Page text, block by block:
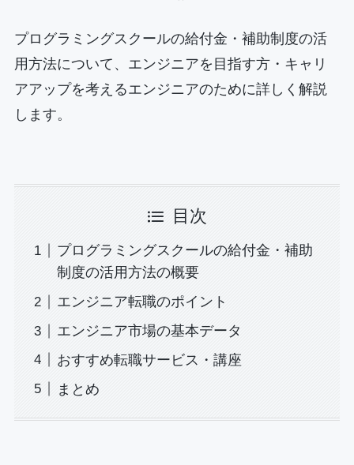
プログラミングスクールの給付金・補助制度の活
用方法について、エンジニアを目指す方・キャリ
アアップを考えるエンジニアのために詳しく解説
します。
目次
プログラミングスクールの給付金・補助
制度の活用方法の概要
エンジニア転職のポイント
エンジニア市場の基本データ
おすすめ転職サービス・講座
まとめ